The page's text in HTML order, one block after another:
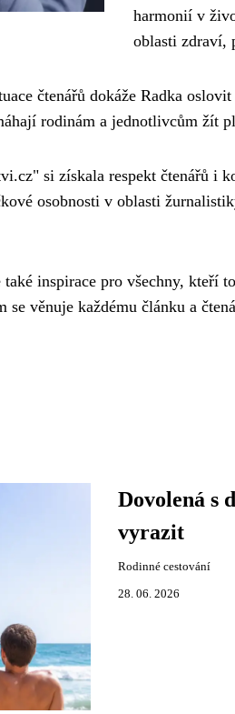
harmonií v
oblasti zdraví,
čtenářů dokáže Radka
rodinám a jednotlivcům žít
si získala respekt čtenářů i
osobnosti v oblasti
inspirace pro všechny, kteří
věnuje každému článku a
Dovolená s
vyrazit
Rodinné cestování
28. 06. 2026